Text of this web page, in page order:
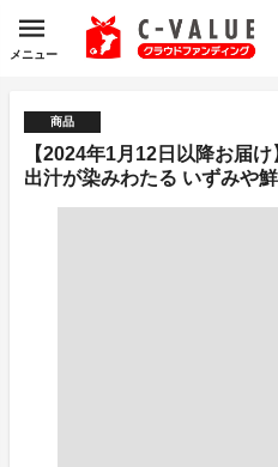
メニュー
商品
【2024年1月12日以降お届
出汁が染みわたる いずみや